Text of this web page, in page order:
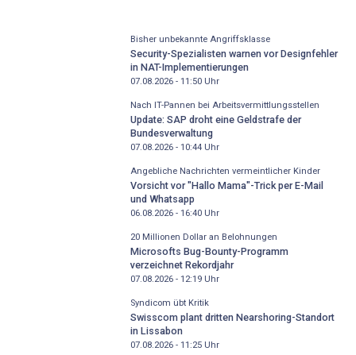
Bisher unbekannte Angriffsklasse
Security-Spezialisten warnen vor Designfehler
in NAT-Implementierungen
07.08.2026 - 11:50Uhr
Nach IT-Pannen bei Arbeitsvermittlungsstellen
Update: SAP droht eine Geldstrafe der
Bundesverwaltung
07.08.2026 - 10:44Uhr
Angebliche Nachrichten vermeintlicher Kinder
Vorsicht vor "Hallo Mama"-Trick per E-Mail
und Whatsapp
06.08.2026 - 16:40Uhr
20 Millionen Dollar an Belohnungen
Microsofts Bug-Bounty-Programm
verzeichnet Rekordjahr
07.08.2026 - 12:19Uhr
Syndicom übt Kritik
Swisscom plant dritten Nearshoring-Standort
in Lissabon
07.08.2026 - 11:25Uhr